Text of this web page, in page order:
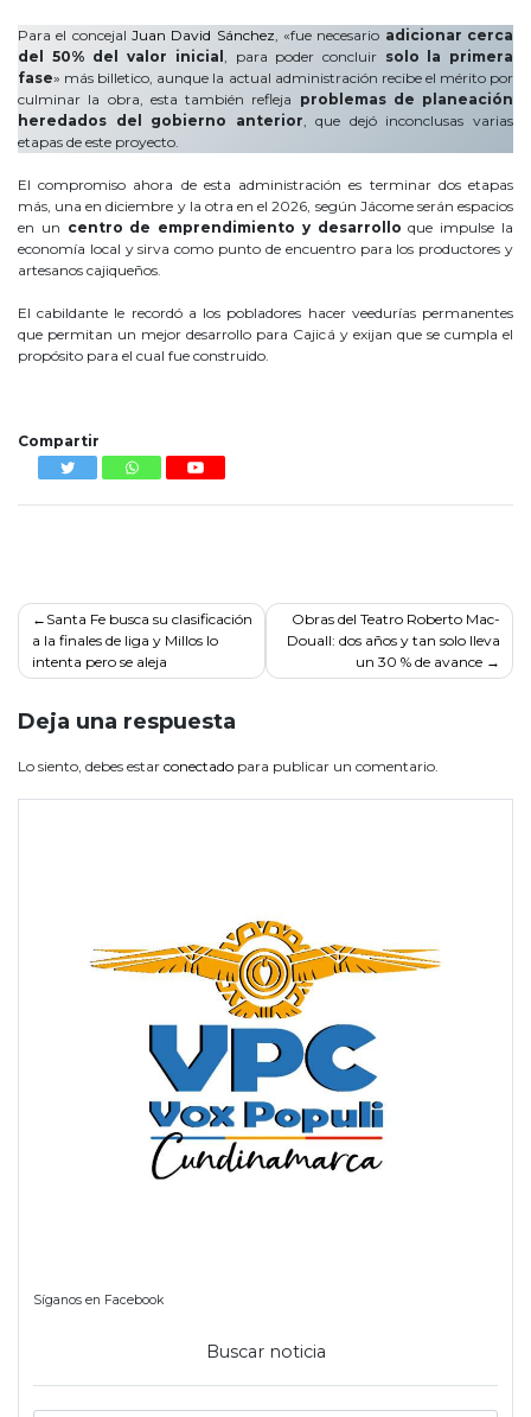
Para el concejal Juan David Sánchez, «fue necesario adicionar cerca
del 50% del valor inicial , para poder concluir solo la primera
fase» más billetico, aunque la actual administración recibe el mérito por
culminar la obra, esta también refleja problemas de planeación
heredados del gobierno anterior, que dejó inconclusas varias
etapas de este proyecto.
El compromiso ahora de esta administración es terminar dos etapas
más, una en diciembre y la otra en el 2026, según Jácome serán espacios
en un centro de emprendimiento y desarrollo que impulse la
economía local y sirva como punto de encuentro para los productores y
artesanos cajiqueños.
El cabildante le recordó a los pobladores hacer veedurías permanentes
que permitan un mejor desarrollo para Cajicá y exijan que se cumpla el
propósito para el cual fue construido.
Compartir
Navegación
de
entradas
Santa Fe busca su clasificación
a la finales de liga y Millos lo
intenta pero se aleja
Obras del Teatro Roberto Mac-
Douall: dos años y tan solo lleva
un 30 % de avance
Deja una respuesta
Lo siento, debes estar conectado para publicar un comentario.
Síganos en Facebook
Buscar noticia